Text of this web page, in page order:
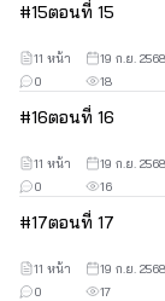
#15ตอนที่ 15
18
0
11 หน้า 19 ก.ย.
#16ตอนที่ 16
16
0
11 หน้า 19 ก.ย.
#17ตอนที่ 17
17
0
11 หน้า 19 ก.ย.